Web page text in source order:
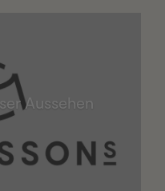
Aussehen